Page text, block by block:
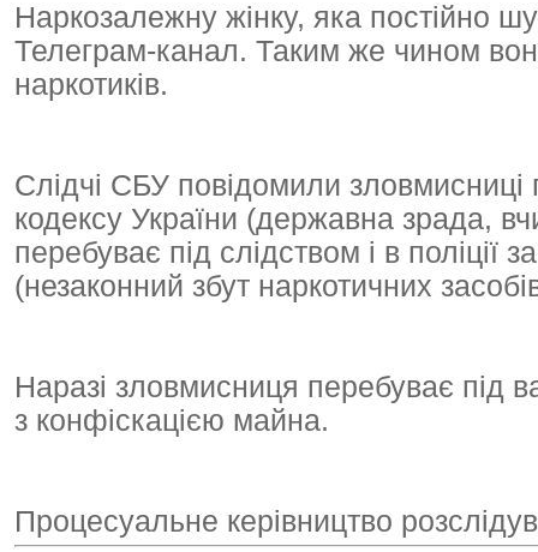
Наркозалежну жінку, яка постійно
Телеграм-канал. Таким же чином
наркотиків.
Слідчі СБУ повідомили зловмисниці
кодексу України (державна зрада,
перебуває під слідством і в поліції
(незаконний збут наркотичних
Наразі зловмисниця перебуває під
з конфіскацією майна.
Процесуальне керівництво